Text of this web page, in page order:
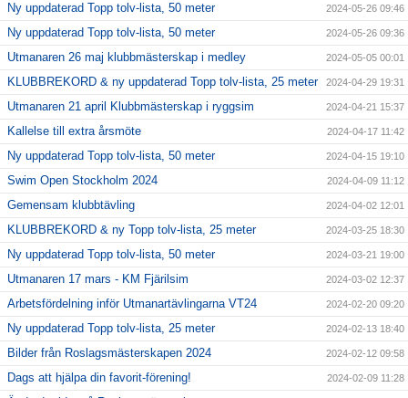
Ny uppdaterad Topp tolv-lista, 50 meter 2024-05-26 09:46
Ny uppdaterad Topp tolv-lista, 50 meter 2024-05-26 09:36
Utmanaren 26 maj klubbmästerskap i medley 2024-05-05 00:01
KLUBBREKORD & ny uppdaterad Topp tolv-lista, 25 meter 2024-04-29 19:31
Utmanaren 21 april Klubbmästerskap i ryggsim 2024-04-21 15:37
Kallelse till extra årsmöte 2024-04-17 11:42
Ny uppdaterad Topp tolv-lista, 50 meter 2024-04-15 19:10
Swim Open Stockholm 2024 2024-04-09 11:12
Gemensam klubbtävling 2024-04-02 12:01
KLUBBREKORD & ny Topp tolv-lista, 25 meter 2024-03-25 18:30
Ny uppdaterad Topp tolv-lista, 50 meter 2024-03-21 19:00
Utmanaren 17 mars - KM Fjärilsim 2024-03-02 12:37
Arbetsfördelning inför Utmanartävlingarna VT24 2024-02-20 09:20
Ny uppdaterad Topp tolv-lista, 25 meter 2024-02-13 18:40
Bilder från Roslagsmästerskapen 2024 2024-02-12 09:58
Dags att hjälpa din favorit-förening! 2024-02-09 11:28